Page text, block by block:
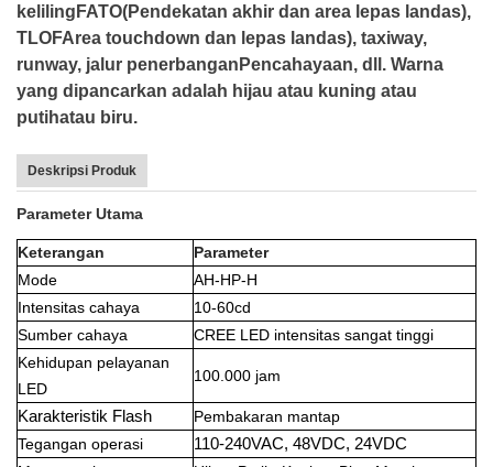
keliling FATO(Pendekatan akhir dan area lepas landas),
TLOFArea touchdown dan lepas landas), taxiway,
runway, jalur penerbangan Pencahayaan, dll. Warna
yang dipancarkan adalah hijau atau kuning atau
putihatau biru.
Deskripsi Produk
Parameter Utama
Keterangan
Parameter
Mode
AH-HP-H
Intensitas cahaya
10-60cd
Sumber cahaya
CREE LED intensitas sangat tinggi
Kehidupan pelayanan
LED
100.000 jam
Karakteristik Flash
Pembakaran mantap
Tegangan operasi
110-240VAC, 48VDC, 24VDC